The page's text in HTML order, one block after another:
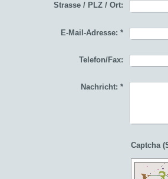
Strasse / PLZ / Ort:
E-Mail-Adresse: *
Telefon/Fax:
Nachricht: *